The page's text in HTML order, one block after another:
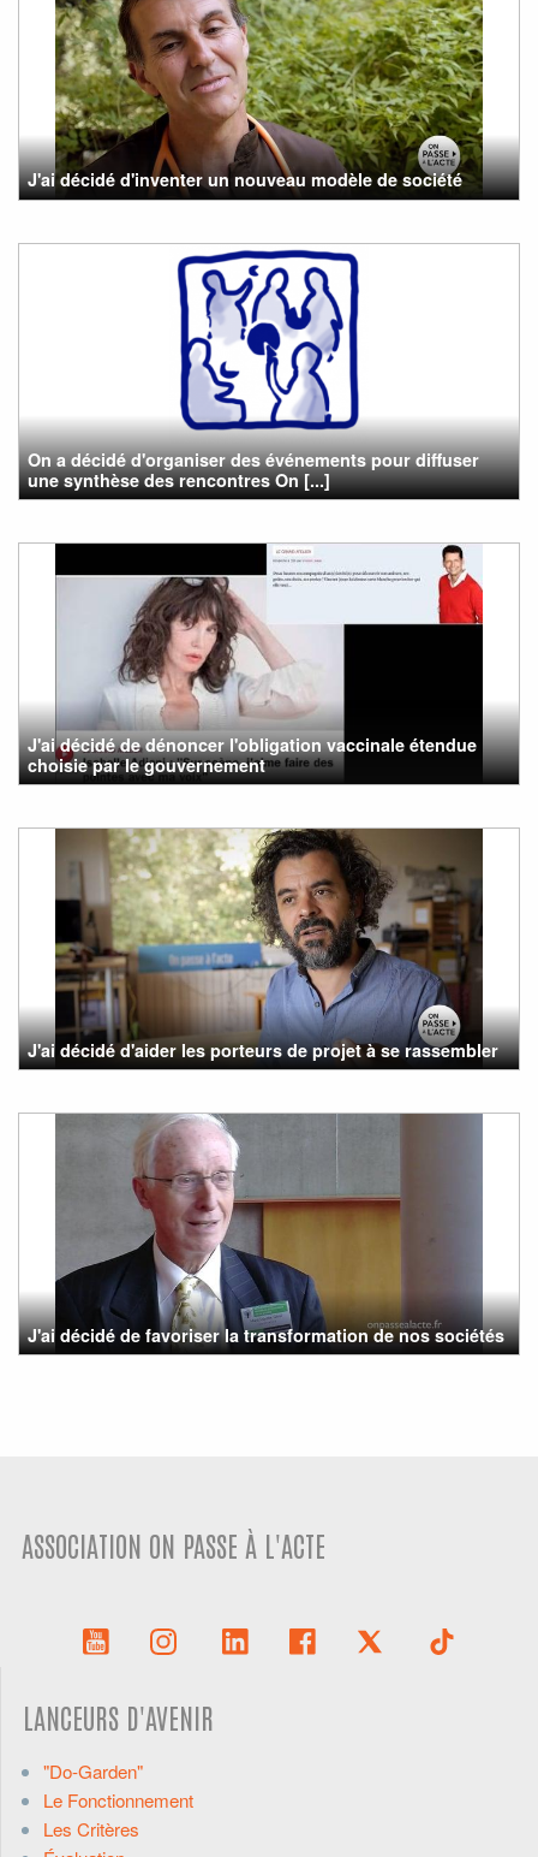
J'ai décidé d'inventer un nouveau modèle de société
On a décidé d'organiser des événements pour diffuser
une synthèse des rencontres On [...]
J'ai décidé de dénoncer l'obligation vaccinale étendue
choisie par le gouvernement
J'ai décidé d'aider les porteurs de projet à se rassembler
J'ai décidé de favoriser la transformation de nos sociétés
ASSOCIATION ON PASSE À L'ACTE
LANCEURS D'AVENIR
"Do-Garden"
Le Fonctionnement
Les Critères